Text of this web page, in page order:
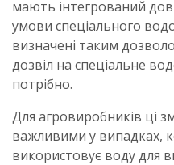
мають інтегрований
умови спеціального
визначені таким
дозвіл на спеціальне
потрібно.
Для агровиробників ці
важливими у випадках,
використовує воду для